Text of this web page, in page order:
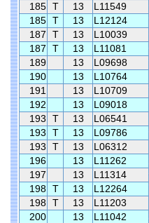
185 T 13 L11549
185 T 13 L12124
187
T 13 L10039
187
T 13 L11081
189
13 L09698
190
13 L10764
191
13 L10709
192
13 L09018
193
T 13 L06541
193
T 13 L09786
193
T 13 L06312
196
13 L11262
197
13 L11314
198 T 13 L12264
198 T 13 L11203
200
13 L11042